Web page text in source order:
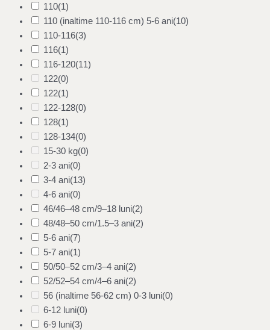
110(1)
110 (inaltime 110-116 cm) 5-6 ani(10)
110-116(3)
116(1)
116-120(11)
122(0)
122(1)
122-128(0)
128(1)
128-134(0)
15-30 kg(0)
2-3 ani(0)
3-4 ani(13)
4-6 ani(0)
46/46–48 cm/9–18 luni(2)
48/48–50 cm/1.5–3 ani(2)
5-6 ani(7)
5-7 ani(1)
50/50–52 cm/3–4 ani(2)
52/52–54 cm/4–6 ani(2)
56 (inaltime 56-62 cm) 0-3 luni(0)
6-12 luni(0)
6-9 luni(3)